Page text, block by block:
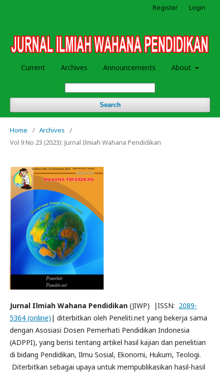
Current Archives Announcements About
Search
Register Login
Home / Archives
/
Vol 9 No 23 (2023): Jurnal Ilmiah Wahana Pendidikan
Jurnal Ilmiah Wahana Pendidikan (JIWP) |ISSN: 2089-
5364 (online) | diterbitkan oleh Peneliti.net yang bekerja sama
dengan Asosiasi Dosen Pemerhati Pendidikan Indonesia
(ADPPI), yang berisi tentang artikel hasil kajian dan penelitian
di bidang Pendidikan, Ilmu Sosial, Ekonomi, Hukum, Teologi.
Diterbitkan sebagai upaya untuk mempublikasikan hasil-hasil